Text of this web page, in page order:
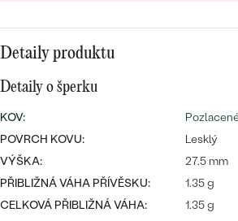
snubní
PROHLÉDNOUT
PLATINA
STŘÍBRO
S DRAHOKAMY
DLE STYLU
PERSONALIZOVANÉ
CENOVĚ DOSTUPNÉ
LUXUSNÍ
Detaily produktu
Detaily o šperku
KOV:
POVRCH KOVU:
Lesklý
VÝŠKA:
27.5 mm
PŘIBLIŽNÁ VÁHA PŘÍVĚSKU:
1.35 g
CELKOVÁ PŘIBLIŽNÁ VÁHA:
1.35 g